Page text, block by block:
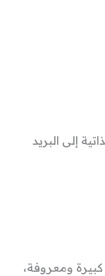
إلى البريد
ومعروفة،